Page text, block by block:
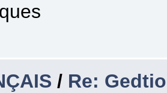
/ Re: